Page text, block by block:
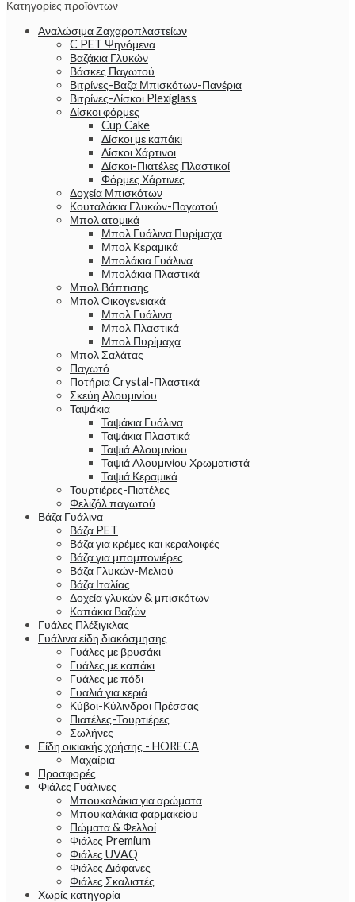
Κατηγορίες προϊόντων
Αναλώσιμα Ζαχαροπλαστείων
C PET Ψηνόμενα
Βαζάκια Γλυκών
Βάσκες Παγωτού
Βιτρίνες-Βαζα Μπισκότων-Πανέρια
Βιτρίνες-Δίσκοι Plexiglass
Δίσκοι φόρμες
Cup Cake
Δίσκοι με καπάκι
Δίσκοι Χάρτινοι
Δίσκοι-Πιατέλες Πλαστικοί
Φόρμες Χάρτινες
Δοχεία Μπισκότων
Κουταλάκια Γλυκών-Παγωτού
Μπολ ατομικά
Μπολ Γυάλινα Πυρίμαχα
Μπολ Κεραμικά
Μπολάκια Γυάλινα
Μπολάκια Πλαστικά
Μπολ Βάπτισης
Μπολ Οικογενειακά
Μπολ Γυάλινα
Μπολ Πλαστικά
Μπολ Πυρίμαχα
Μπολ Σαλάτας
Παγωτό
Ποτήρια Crystal-Πλαστικά
Σκεύη Αλουμινίου
Ταψάκια
Ταψάκια Γυάλινα
Ταψάκια Πλαστικά
Ταψιά Αλουμινίου
Ταψιά Αλουμινίου Χρωματιστά
Ταψιά Κεραμικά
Τουρτιέρες-Πιατέλες
Φελιζόλ παγωτού
Βάζα Γυάλινα
Βάζα PET
Βάζα για κρέμες και κεραλοιφές
Βάζα για μπομπονιέρες
Βάζα Γλυκών-Μελιού
Βάζα Ιταλίας
Δοχεία γλυκών & μπισκότων
Καπάκια Βαζών
Γυάλες Πλέξιγκλας
Γυάλινα είδη διακόσμησης
Γυάλες με βρυσάκι
Γυάλες με καπάκι
Γυάλες με πόδι
Γυαλιά για κεριά
Κύβοι-Κύλινδροι Πρέσσας
Πιατέλες-Τουρτιέρες
Σωλήνες
Είδη οικιακής χρήσης - HORECA
Μαχαίρια
Προσφορές
Φιάλες Γυάλινες
Μπουκαλάκια για αρώματα
Μπουκαλάκια φαρμακείου
Πώματα & Φελλοί
Φιάλες Premium
Φιάλες UVAQ
Φιάλες Διάφανες
Φιάλες Σκαλιστές
Χωρίς κατηγορία